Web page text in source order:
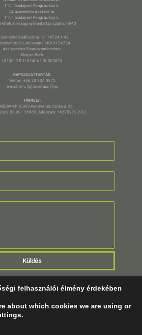
1101 Budapest Pongrác köz 5.
Az üzemeltető postacíme:
1101 Budapest Pongrác köz 5.
bírósági nyilvántartási száma: 9640
üzemeltető adószáma:18174724-1-42
EU adószáma: HU18174724
Az üzemeltető bankszámlaszáma:
Magnet Bank
16200175-11534062-00000000
KAPCSOLATTARTÁS:
Telefon: +36 20 934 0972,
e-mail: info [@] spiritusz [.] hu
TÁRHELY:
Kft (6000 Kecskemét, Csóka u. 26.
03-09-115965. Adószám: 14275270-2-03
Küldés
Minden Jog Fenntartva!
felhasználói élmény érdekében
about which cookies we are using or
.